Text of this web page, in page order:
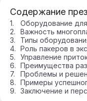
Содержание
Оборудование
Важность
Типы
Роль пакеров в
Управление
Преимущества
Проблемы и
Примеры
Заключение и